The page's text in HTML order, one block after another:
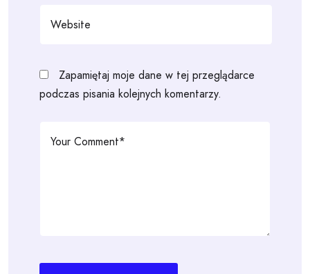
Zapamiętaj moje dane w tej przeglądarce
podczas pisania kolejnych komentarzy.